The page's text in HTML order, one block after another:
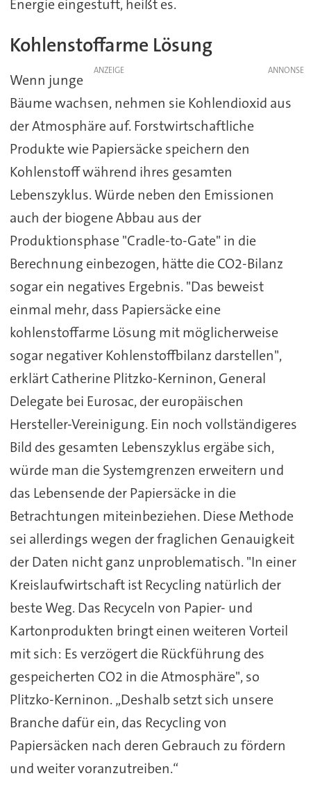
Energie eingestuft, heißt es.
Kohlenstoffarme Lösung
ANZEIGE
Wenn junge
Bäume wachsen, nehmen sie Kohlendioxid aus
der Atmosphäre auf. Forstwirtschaftliche
Produkte wie Papiersäcke speichern den
Kohlenstoff während ihres gesamten
Lebenszyklus. Würde neben den Emissionen
auch der biogene Abbau aus der
Produktionsphase "Cradle-to-Gate" in die
Berechnung einbezogen, hätte die CO2-Bilanz
sogar ein negatives Ergebnis. "Das beweist
einmal mehr, dass Papiersäcke eine
kohlenstoffarme Lösung mit möglicherweise
sogar negativer Kohlenstoffbilanz darstellen",
erklärt Catherine Plitzko-Kerninon, General
Delegate bei Eurosac, der europäischen
Hersteller-Vereinigung. Ein noch vollständigeres
Bild des gesamten Lebenszyklus ergäbe sich,
würde man die Systemgrenzen erweitern und
das Lebensende der Papiersäcke in die
Betrachtungen miteinbeziehen. Diese Methode
sei allerdings wegen der fraglichen Genauigkeit
der Daten nicht ganz unproblematisch. "In einer
Kreislaufwirtschaft ist Recycling natürlich der
beste Weg. Das Recyceln von Papier- und
Kartonprodukten bringt einen weiteren Vorteil
mit sich: Es verzögert die Rückführung des
gespeicherten CO2 in die Atmosphäre", so
Plitzko-Kerninon. „Deshalb setzt sich unsere
Branche dafür ein, das Recycling von
Papiersäcken nach deren Gebrauch zu fördern
und weiter voranzutreiben.“